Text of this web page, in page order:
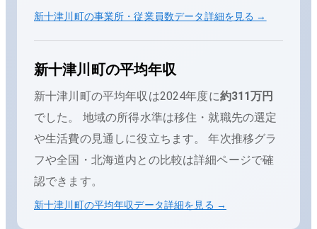
新十津川町の事業所・従業員数データ詳細を見る →
新十津川町の平均年収
新十津川町の平均年収は2024年度に約311万円
でした。
地域の所得水準は移住・就職先の選定
や生活費の見通しに役立ちます。 年次推移グラ
フや全国・ 北海道内との比較は詳細ページで確
認できます。
新十津川町の平均年収データ詳細を見る →